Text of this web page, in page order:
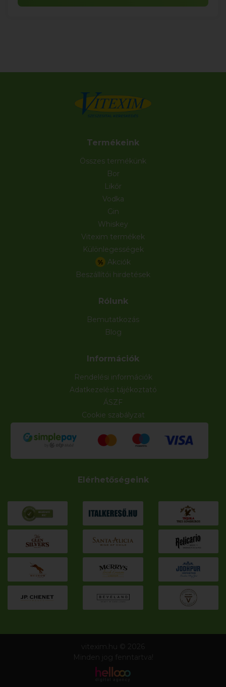
Termékeink
Összes termékünk
Bor
Likőr
Vodka
Gin
Whiskey
Vitexim termékek
Különlegességek
% Akciók
Beszállítói hirdetések
Rólunk
Bemutatkozás
Blog
Információk
Rendelési információk
Adatkezelési tájékoztató
ÁSZF
Cookie szabályzat
Elérhetőségeink